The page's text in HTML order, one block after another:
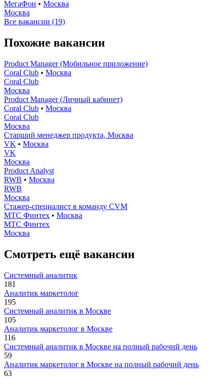
МегаФон • Москва
Москва
Все вакансии (19)
Похожие вакансии
Product Manager (Мобильное приложение)
Coral Club • Москва
Coral Club
Москва
Product Manager (Личный кабинет)
Coral Club • Москва
Coral Club
Москва
Старший менеджер продукта, Москва
VK • Москва
VK
Москва
Product Analyst
RWB • Москва
RWB
Москва
Стажер-специалист в команду CVM
МТС Финтех • Москва
МТС Финтех
Москва
Смотреть ещё вакансии
Системный аналитик
181
Аналитик маркетолог
195
Системный аналитик в Москве
105
Аналитик маркетолог в Москве
116
Системный аналитик в Москве на полный рабочий день
59
Аналитик маркетолог в Москве на полный рабочий день
63